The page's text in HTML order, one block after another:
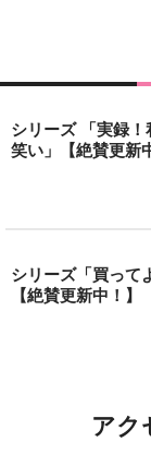
シリーズ 「実録！
笑い」【絶賛更新
シリーズ「買って
【絶賛更新中！】
アク